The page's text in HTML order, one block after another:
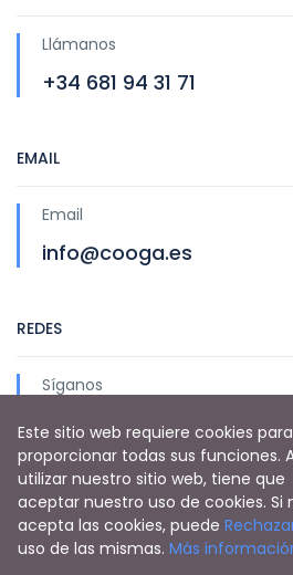
Llámanos
+34 681 94 31 71
EMAIL
Email
info@cooga.es
REDES
Síganos
Copyright © 2021 Orquestras
Este sitio web requiere cookies para
proporcionar todas sus funciones.
utilizar nuestro sitio web, tiene que
aceptar nuestro uso de cookies. Si
acepta las cookies, puede
uso de las mismas. Más